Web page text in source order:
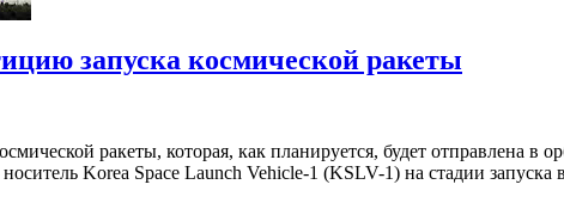
запуска космической ракеты
ракеты, которая, как планируется, будет отправлена в
Korea Space Launch Vehicle-1 (KSLV-1) на стадии